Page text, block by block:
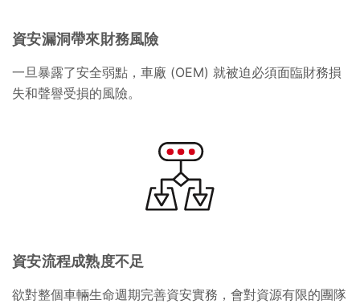
資安漏洞帶來財務風險
一旦暴露了安全弱點，車廠 (OEM) 就被迫必須面臨財務損
失和聲譽受損的風險。
資安流程成熟度不足
欲對整個車輛生命週期完善資安實務，會對資源有限的團隊